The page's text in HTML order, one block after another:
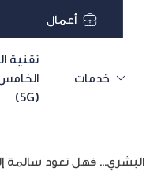
أعمال
خدمات
تقنية
(5G)